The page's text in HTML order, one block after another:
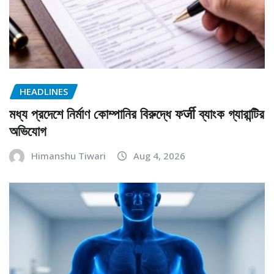
HEADLINES
মধ্য প্রদেশে নির্মাণ কোম্পানির বিরুদ্ধে ফर्जी ব্যাংক গ্যারান্টির
অভিযোগ
Himanshu Tiwari Aug 4, 2026